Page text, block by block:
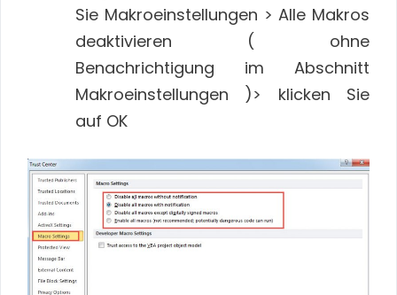
Sie Makroeinstellungen > Alle Makros
deaktivieren ( ohne
Benachrichtigung im Abschnitt
Makroeinstellungen )> klicken Sie
auf OK